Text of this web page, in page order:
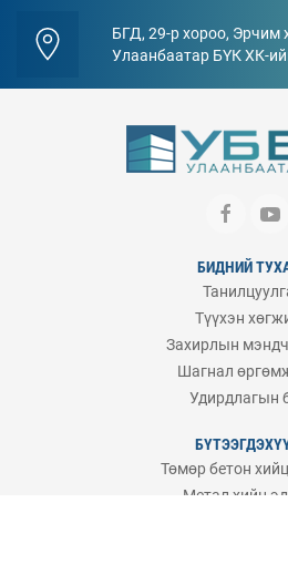
БГД, 29-р хороо, Эрчим
Улаанбаатар БҮК ХК-
БИДНИЙ
Түүхэн
Захирлын
Шагнал
Удирдлагын
Төмөр бетон
Метал хийц